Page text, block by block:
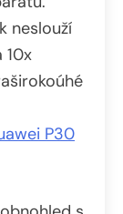
neslouží
10x
P30